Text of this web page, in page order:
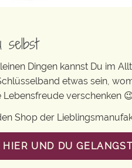
selbst
Dingen kannst Du im
etwas sein,
Lebensfreude verschenken
Shop der
HIER UND DU